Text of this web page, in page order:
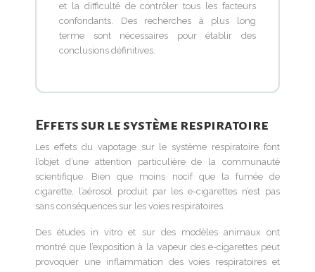
et la difficulté de contrôler tous les facteurs
confondants. Des recherches à plus long
terme sont nécessaires pour établir des
conclusions définitives.
Effets sur le système respiratoire
Les effets du vapotage sur le système respiratoire font
l’objet d’une attention particulière de la communauté
scientifique. Bien que moins nocif que la fumée de
cigarette, l’aérosol produit par les e-cigarettes n’est pas
sans conséquences sur les voies respiratoires.
Des études in vitro et sur des modèles animaux ont
montré que l’exposition à la vapeur des e-cigarettes peut
provoquer une inflammation des voies respiratoires et